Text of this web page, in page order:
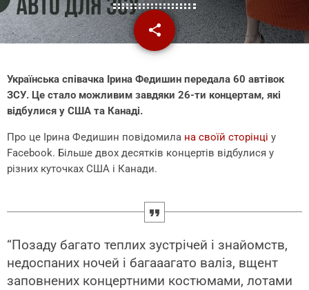
share
email
Українська співачка Ірина Федишин передала 60 автівок
ЗСУ. Це стало можливим завдяки 26-ти концертам, які
відбулися у США та Канаді.
Про це Ірина Федишин повідомила на своїй сторінці у
Facebook. Більше двох десятків концертів відбулися у
різних куточках США і Канади.
“Позаду багато теплих зустрічей і знайомств,
недоспаних ночей і багааагато валіз, вщент
заповнених концертними костюмами, лотами